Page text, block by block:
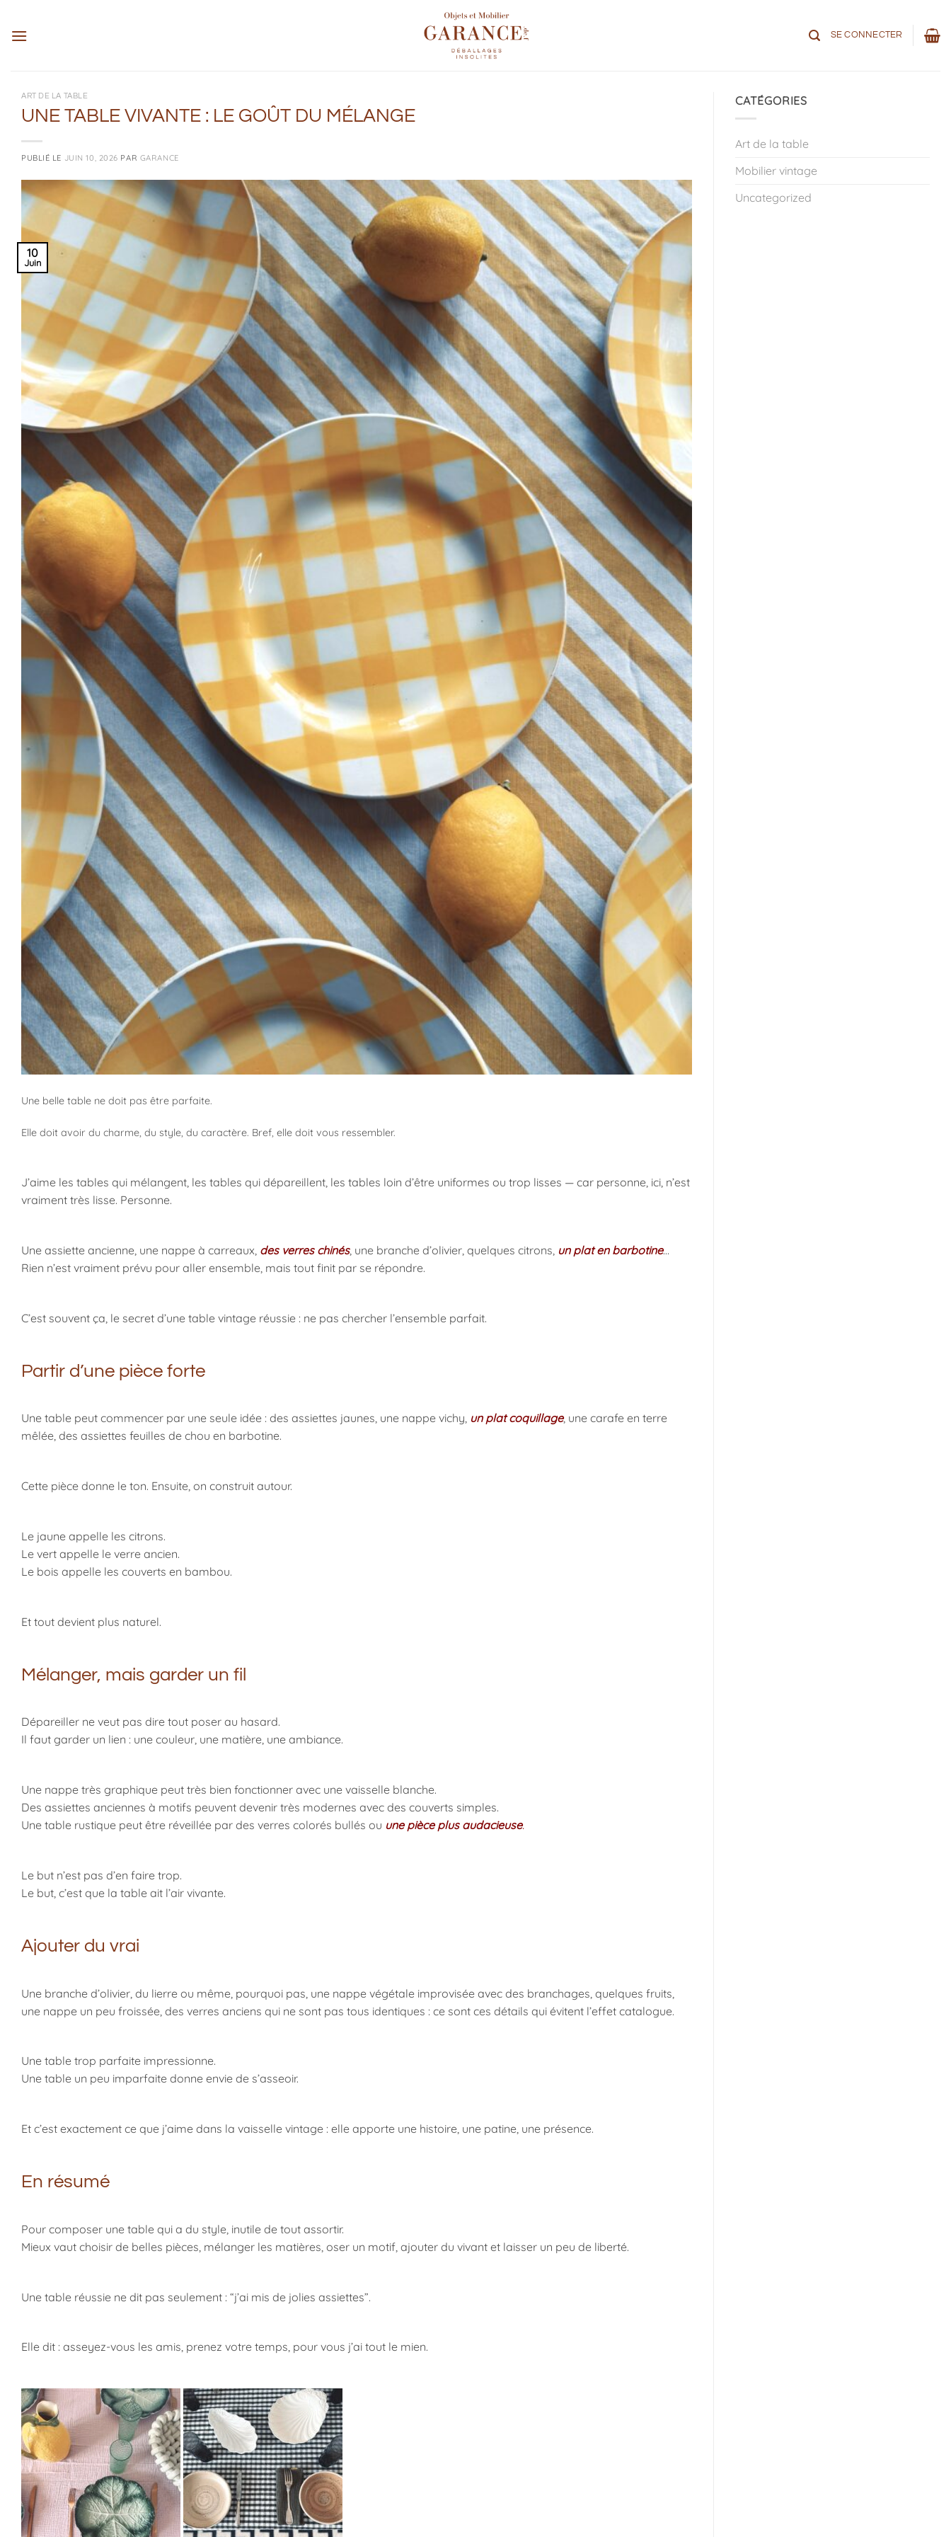
contenu
SE CONNECTER
ART DE LA TABLE
UNE TABLE VIVANTE : LE GOÛT DU MÉLANGE
PUBLIÉ LE JUIN 10, 2026 PAR GARANCE
10
Juin
Une belle table ne doit pas être parfaite.
Elle doit avoir du charme, du style, du caractère. Bref, elle doit vous ressembler.
J’aime les tables qui mélangent, les tables qui dépareillent, les tables loin d’être uniformes ou trop lisses — car personne, ici, n’est
vraiment très lisse. Personne.
Une assiette ancienne, une nappe à carreaux, des verres chinés, une branche d’olivier, quelques citrons, un plat en barbotine…
Rien n’est vraiment prévu pour aller ensemble, mais tout finit par se répondre.
C’est souvent ça, le secret d’une table vintage réussie : ne pas chercher l’ensemble parfait.
Partir d’une pièce forte
Une table peut commencer par une seule idée : des assiettes jaunes, une nappe vichy, un plat coquillage, une carafe en terre
mêlée, des assiettes feuilles de chou en barbotine.
Cette pièce donne le ton. Ensuite, on construit autour.
Le jaune appelle les citrons.
Le vert appelle le verre ancien.
Le bois appelle les couverts en bambou.
Et tout devient plus naturel.
Mélanger, mais garder un fil
Dépareiller ne veut pas dire tout poser au hasard.
Il faut garder un lien : une couleur, une matière, une ambiance.
Une nappe très graphique peut très bien fonctionner avec une vaisselle blanche.
Des assiettes anciennes à motifs peuvent devenir très modernes avec des couverts simples.
Une table rustique peut être réveillée par des verres colorés bullés ou une pièce plus audacieuse.
Le but n’est pas d’en faire trop.
Le but, c’est que la table ait l’air vivante.
Ajouter du vrai
Une branche d’olivier, du lierre ou même, pourquoi pas, une nappe végétale improvisée avec des branchages, quelques fruits,
une nappe un peu froissée, des verres anciens qui ne sont pas tous identiques : ce sont ces détails qui évitent l’effet catalogue.
Une table trop parfaite impressionne.
Une table un peu imparfaite donne envie de s’asseoir.
Et c’est exactement ce que j’aime dans la vaisselle vintage : elle apporte une histoire, une patine, une présence.
En résumé
Pour composer une table qui a du style, inutile de tout assortir.
Mieux vaut choisir de belles pièces, mélanger les matières, oser un motif, ajouter du vivant et laisser un peu de liberté.
Une table réussie ne dit pas seulement : “j’ai mis de jolies assiettes”.
Elle dit : asseyez-vous les amis, prenez votre temps, pour vous j’ai tout le mien.
CATÉGORIES
Art de la table
Mobilier vintage
Uncategorized